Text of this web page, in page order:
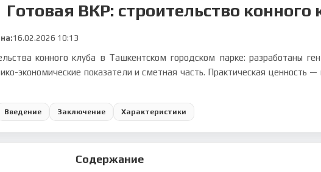
Готовая ВКР: строительство
16.02.2026 10:13
конного клуба в Ташкентском городском парке: разработаны
экономические показатели и сметная часть. Практическая ценность
Введение Заключение Характеристики
Содержание